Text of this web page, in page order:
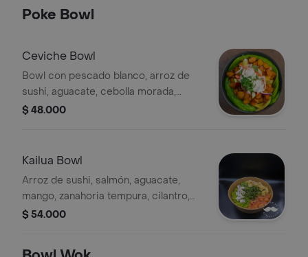
Poke Bowl
Ceviche Bowl
Bowl con pescado blanco, arroz de
sushi, aguacate, cebolla morada,
pimentón, cilantro, platanitos y leche
$ 48.000
Kailua Bowl
Arroz de sushi, salmón, aguacate,
mango, zanahoria tempura, cilantro,
jalapeño, siracha mayo.
$ 54.000